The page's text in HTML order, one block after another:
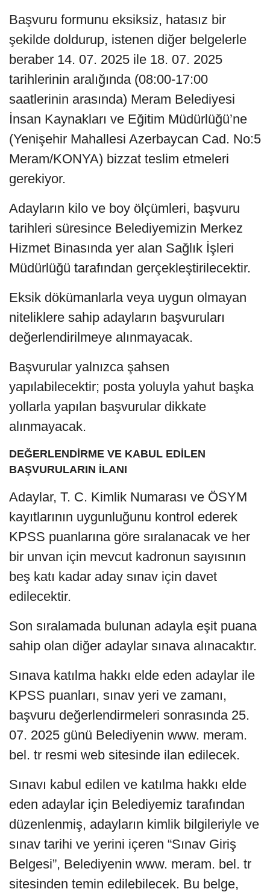
Başvuru formunu eksiksiz, hatasız bir
şekilde doldurup, istenen diğer belgelerle
beraber 14. 07. 2025 ile 18. 07. 2025
tarihlerinin aralığında (08:00-17:00
saatlerinin arasında) Meram Belediyesi
İnsan Kaynakları ve Eğitim Müdürlüğü’ne
(Yenişehir Mahallesi Azerbaycan Cad. No:5
Meram/KONYA) bizzat teslim etmeleri
gerekiyor.
Adayların kilo ve boy ölçümleri, başvuru
tarihleri süresince Belediyemizin Merkez
Hizmet Binasında yer alan Sağlık İşleri
Müdürlüğü tarafından gerçekleştirilecektir.
Eksik dökümanlarla veya uygun olmayan
niteliklere sahip adayların başvuruları
değerlendirilmeye alınmayacak.
Başvurular yalnızca şahsen
yapılabilecektir; posta yoluyla yahut başka
yollarla yapılan başvurular dikkate
alınmayacak.
DEĞERLENDİRME VE KABUL EDİLEN
BAŞVURULARIN İLANI
Adaylar, T. C. Kimlik Numarası ve ÖSYM
kayıtlarının uygunluğunu kontrol ederek
KPSS puanlarına göre sıralanacak ve her
bir unvan için mevcut kadronun sayısının
beş katı kadar aday sınav için davet
edilecektir.
Son sıralamada bulunan adayla eşit puana
sahip olan diğer adaylar sınava alınacaktır.
Sınava katılma hakkı elde eden adaylar ile
KPSS puanları, sınav yeri ve zamanı,
başvuru değerlendirmeleri sonrasında 25.
07. 2025 günü Belediyenin www. meram.
bel. tr resmi web sitesinde ilan edilecek.
Sınavı kabul edilen ve katılma hakkı elde
eden adaylar için Belediyemiz tarafından
düzenlenmiş, adayların kimlik bilgileriyle ve
sınav tarihi ve yerini içeren “Sınav Giriş
Belgesi”, Belediyenin www. meram. bel. tr
sitesinden temin edilebilecek. Bu belge,